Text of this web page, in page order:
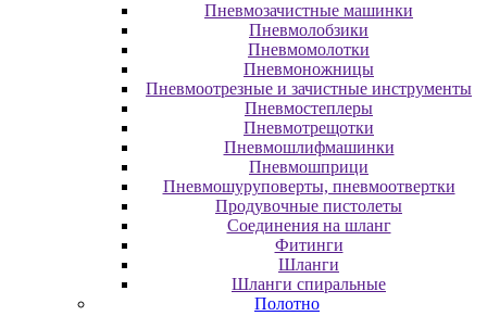
Пневмозачистные машинки
Пневмолобзики
Пневмомолотки
Пневмоножницы
Пневмоотрезные и зачистные инструменты
Пневмостеплеры
Пневмотрещотки
Пневмошлифмашинки
Пневмошприци
Пневмошуруповерты, пневмоотвертки
Продувочные пистолеты
Соединения на шланг
Фитинги
Шланги
Шланги спиральные
Полотно